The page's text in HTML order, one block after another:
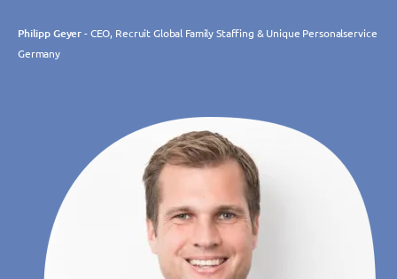
Philipp Geyer - CEO, Recruit Global Family Staffing & Unique Personalservice
Germany